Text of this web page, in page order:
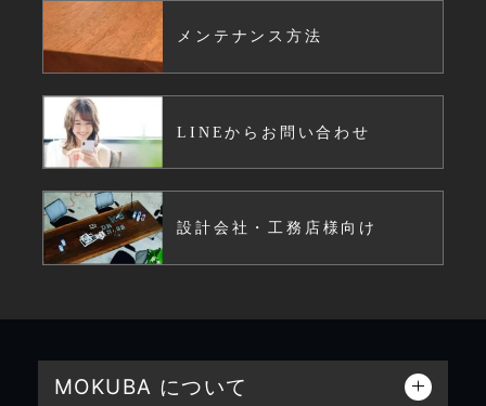
メンテナンス方法
LINEからお問い合わせ
設計会社・工務店様向け
MOKUBA について